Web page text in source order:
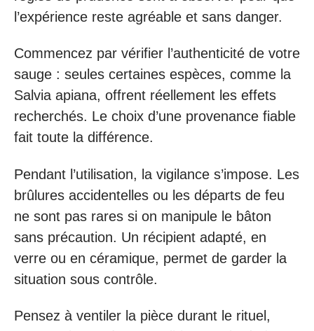
l’expérience reste agréable et sans danger.
Commencez par vérifier l’authenticité de votre
sauge : seules certaines espèces, comme la
Salvia apiana, offrent réellement les effets
recherchés. Le choix d’une provenance fiable
fait toute la différence.
Pendant l’utilisation, la vigilance s’impose. Les
brûlures accidentelles ou les départs de feu
ne sont pas rares si on manipule le bâton
sans précaution. Un récipient adapté, en
verre ou en céramique, permet de garder la
situation sous contrôle.
Pensez à ventiler la pièce durant le rituel,